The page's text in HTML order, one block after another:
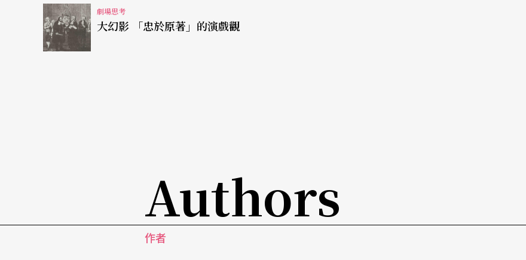
背後的第三隻「中性」的眼睛在看著「中性演員」的身體「你」、來調節它如何來表演那個角色
「他」。然後開始進入角色，但是那個「我」和「他」之間？
：有。但是不一樣。在他的戲中常是身份的改變，如歌隊一下子是唱、一下子是演，一下子是
人物、一下子又跳出來變成敍述者：我覺得他沒有在演員內在的過程中加以分化。（作者註：這
一點到此爲止，我們沒有時間細加比較。）
劇場思考
大幻影 「忠於原著」的演戲觀
Authors
作者